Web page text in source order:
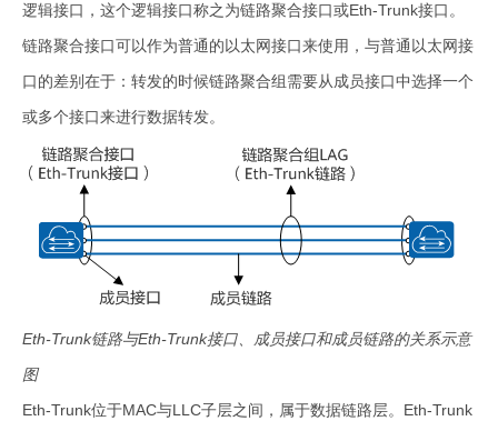
逻辑接口，这个逻辑接口称之为链路聚合接口或Eth-Trunk接口。
链路聚合接口可以作为普通的以太网接口来使用，与普通以太网接
口的差别在于：转发的时候链路聚合组需要从成员接口中选择一个
或多个接口来进行数据转发。
Eth-Trunk链路与Eth-Trunk接口、成员接口和成员链路的关系示意
图
Eth-Trunk位于MAC与LLC子层之间，属于数据链路层。Eth-Trunk